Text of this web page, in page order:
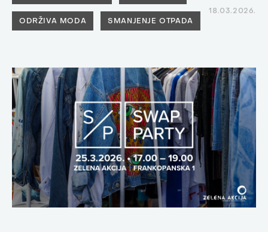
ODRŽIVA MODA SMANJENJE OTPADA
18.03.2026.